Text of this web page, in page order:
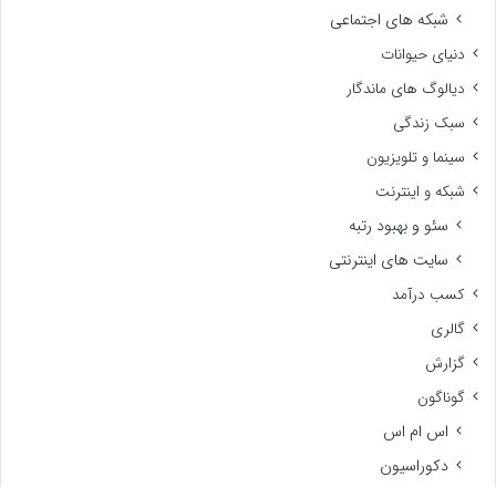
شبکه های اجتماعی
دنیای حیوانات
دیالوگ های ماندگار
سبک زندگی
سینما و تلویزیون
شبکه و اینترنت
سئو و بهبود رتبه
سایت های اینترنتی
کسب درآمد
گالری
گزارش
گوناگون
اس ام اس
دکوراسیون